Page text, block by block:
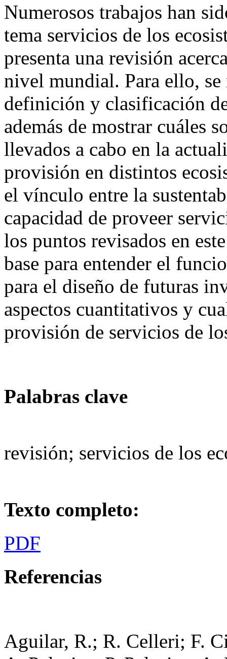
Numerosos trabajos han
tema servicios de los
presenta una revisión
nivel mundial. Para ello,
definición y clasificación
además de mostrar cuáles
llevados a cabo en la
provisión en distintos
el vínculo entre la
capacidad de proveer
los puntos revisados en
base para entender el
para el diseño de futuras
aspectos cuantitativos y
provisión de servicios de
Palabras clave
revisión; servicios de los
Texto completo:
PDF
Referencias
Aguilar, R.; R. Celleri; F.